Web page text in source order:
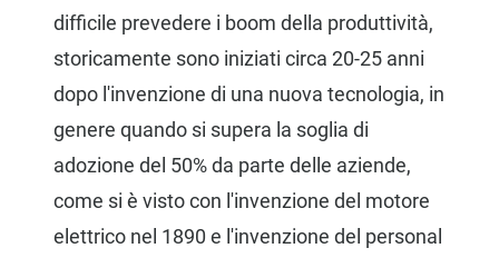
difficile prevedere i boom della produttività,
storicamente sono iniziati circa 20-25 anni
dopo l'invenzione di una nuova tecnologia, in
genere quando si supera la soglia di
adozione del 50% da parte delle aziende,
come si è visto con l'invenzione del motore
elettrico nel 1890 e l'invenzione del personal